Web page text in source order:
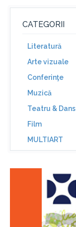
CATEGORII
Literatură
Arte vizuale
Conferinţe
Muzică
Teatru & Dans
Film
MULTIART